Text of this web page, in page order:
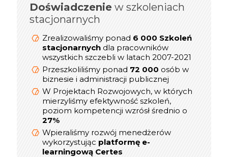
Doświadczenie w szkoleniach
stacjonarnych
Zrealizowaliśmy ponad 6 000 Szkoleń
stacjonarnych dla pracowników
wszystkich szczebli w latach 2007-2021
Przeszkoliliśmy ponad 72 000 osób w
biznesie i administracji publicznej
W Projektach Rozwojowych, w których
mierzyliśmy efektywność szkoleń,
poziom kompetencji wzrósł średnio o
27%
Wpieraliśmy rozwój menedżerów
wykorzystując platformę e-
learningową Certes
Doświadczenie
online
Zrealizowaliśmy ponad
1 200 Szkoleń
online/Webinarów
dla kadry
Menedżerskiej w latach 2019-2021
Przeszkoliliśmy ponad
800
prezesów,
dyrektorów, menedżerów i
kierowników
W Projektach Rozwojowych, w których
mierzyliśmy efektywność szkoleń,
poziom kompetencji wzrósł średnio o
Wpieraliśmy rozwój menedżerów
wykorzystując
platformę e-
learningową Certes